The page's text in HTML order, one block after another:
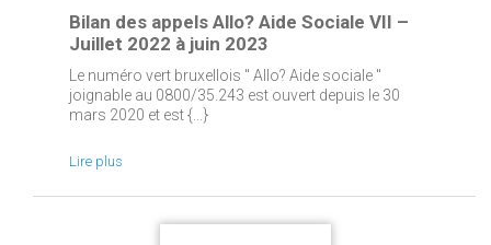
Bilan des appels Allo? Aide Sociale VII –
Juillet 2022 à juin 2023
Le numéro vert bruxellois " Allo? Aide sociale "
joignable au 0800/35.243 est ouvert depuis le 30
mars 2020 et est {...}
Lire plus